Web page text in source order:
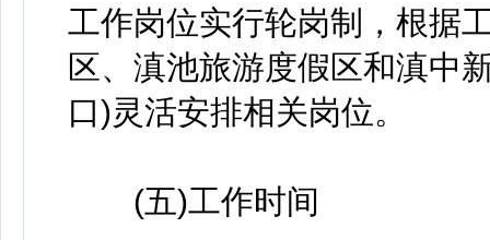
工作岗位实行轮岗制，根据
区、滇池旅游度假区和滇中
口)灵活安排相关岗位。
(五)工作时间